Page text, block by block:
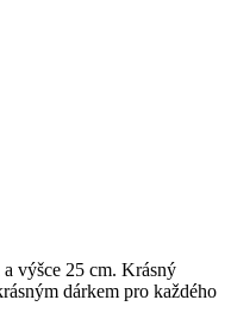
výšce 25 cm. Krásný
dárkem pro každého